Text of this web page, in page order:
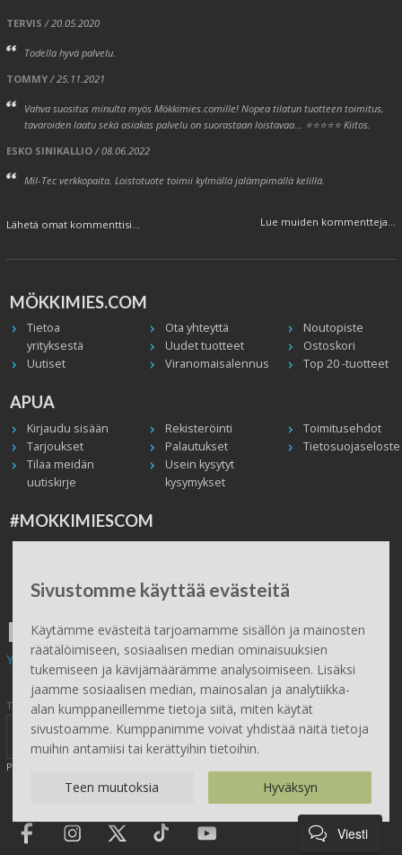
Sivustomme käyttää evästeitä
Käytämme evästeitä tarjoamamme sisällön ja mainosten
räätälöimiseen, sosiaalisen median ominaisuuksien
tukemiseen ja kävijämäärämme analysoimiseen. Lisäksi
jaamme sosiaalisen median, mainosalan ja analytiikka-
alan kumppaneillemme tietoja siitä, miten käytät
sivustoamme. Kumppanimme voivat yhdistää näitä tietoja
muihin antamiisi tai kerättyihin tietoihin.
Teen muutoksia Hyväksyn
TERVIS / 20.05.2020
Todella hyvä palvelu.
TOMMY / 25.11.2021
Vahva suositus minulta myös Mökkimies.comille! Nopea tilatun tuotteen toimitus,
tavaroiden laatu sekä asiakas palvelu on suorastaan loistavaa... ⭐⭐⭐⭐⭐ Kiitos.
ESKO SINIKALLIO/ 08.06.2022
Mil-Tec verkkopaita. Loistotuote toimii kylmällä jalämpimällä kelillä.
Lähetä omat kommenttisi... Lue muiden kommentteja...
MÖKKIMIES.COM
Tietoa
yrityksestä
Ota yhteyttä
Noutopiste
Uudet tuotteet
Ostoskori
Uutiset
Viranomaisalennus Top 20 -tuotteet
APUA
Kirjaudu sisään Rekisteröinti
Toimitusehdot
Tarjoukset
Palautukset
Tietosuojaseloste
Tilaa meidän
uutiskirje
Usein kysytyt
kysymykset
#MOKKIMIESCOM
Peruuta tilaus
ILMAINEN TOIMITUS
Yli 100 € tilauksiin.
Tilaa Mökkimies.comin uutiskirje tästä
Painamalla lähetä, hyväksyt henkilötietojen tallentamisen (
Viesti